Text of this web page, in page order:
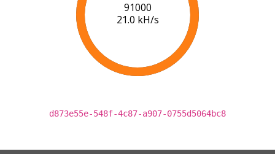
91000
21.0 kH/s
d873e55e-548f-4c87-a907-0755d5064bc8